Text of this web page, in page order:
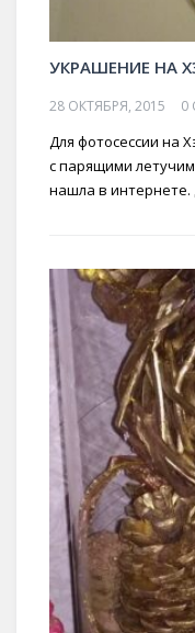
УКРАШЕНИЕ НА
28 ОКТЯБРЯ, 2015 0
Для фотосессии на
с парящими
нашла в интернете.